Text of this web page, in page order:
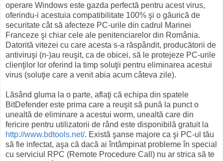
operare Windows este gazda perfectă pentru acest virus,
oferindu-i acestuia compatibilitate 100% şi o găurică de
securitate cât să afecteze PC-urile din cadrul Marinei
Franceze şi chiar cele ale penitenciarelor din România.
Datorită vitezei cu care acesta s-a răspândit, producătorii de
antiviruşi (n-)au reuşit, ca de obicei, să le protejeze PC-urile
clienţilor lor oferind la timp soluţii pentru eliminarea acestui
virus (soluţie care a venit abia acum câteva zile).
Lăsând gluma la o parte, aflaţi că echipa din spatele
BitDefender este prima care a reuşit să pună la punct o
unealtă de eliminare a acestui worm, unealtă care din
fericire pentru utilizatorii de rând este disponibilă gratuit la
http://www.bdtools.net/. Există şanse majore ca şi PC-ul tău
să fie infectat, aşa că dacă ai întâmpinat probleme în special
cu serviciul RPC (Remote Procedure Call) nu ar strica să te